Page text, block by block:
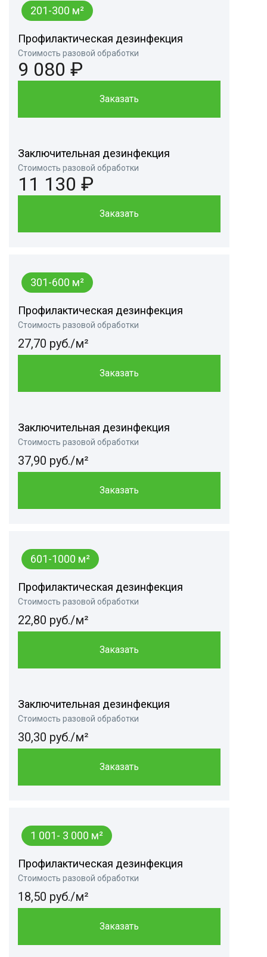
201-300 м²
Профилактическая дезинфекция
Стоимость разовой обработки
9 080 ₽
Заказать
Заключительная дезинфекция
Стоимость разовой обработки
11 130 ₽
Заказать
301-600 м²
Профилактическая дезинфекция
Стоимость разовой обработки
27,70 руб./м²
Заказать
Заключительная дезинфекция
Стоимость разовой обработки
37,90 руб./м²
Заказать
601-1000 м²
Профилактическая дезинфекция
Стоимость разовой обработки
22,80 руб./м²
Заказать
Заключительная дезинфекция
Стоимость разовой обработки
30,30 руб./м²
Заказать
1 001- 3 000 м²
Профилактическая дезинфекция
Стоимость разовой обработки
18,50 руб./м²
Заказать